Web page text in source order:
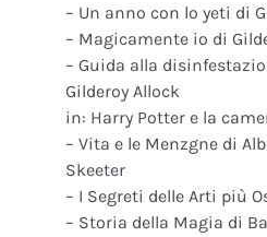
– Un anno con lo yeti di
– Magicamente io di
– Guida alla
Gilderoy Allock
in: Harry Potter e la
– Vita e le Menzgne di
Skeeter
– I Segreti delle Arti più
– Storia della Magia di